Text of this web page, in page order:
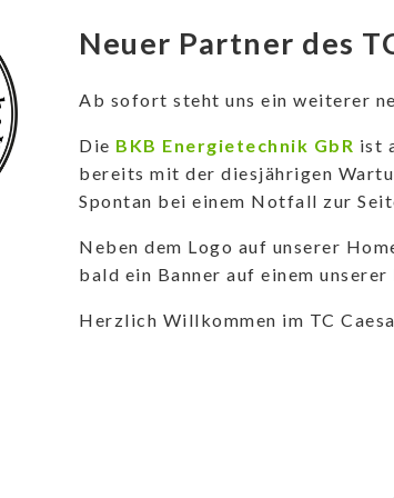
Neuer Partner des
Ab sofort steht uns ein weiterer
Die BKB Energietechnik GbR ist
bereits mit der diesjährigen
Spontan bei einem Notfall zur
Neben dem Logo auf unserer
bald ein Banner auf einem
Herzlich Willkommen im TC